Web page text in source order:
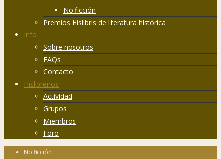
No ficción
Premios Hislibris de literatura histórica
Info
Sobre nosotros
FAQs
Contacto
Hislibreños
Actividad
Grupos
Miembros
Foro
No ficción